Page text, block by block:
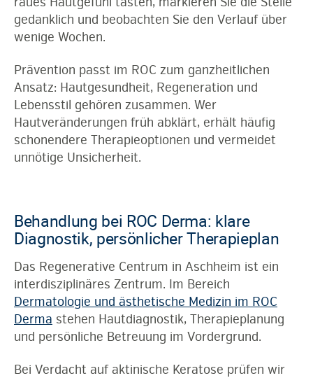
gedanklich und beobachten Sie den Verlauf über
wenige Wochen.
Prävention passt im ROC zum ganzheitlichen
Ansatz: Hautgesundheit, Regeneration und
Lebensstil gehören zusammen. Wer
Hautveränderungen früh abklärt, erhält häufig
schonendere Therapieoptionen und vermeidet
unnötige Unsicherheit.
Behandlung bei ROC Derma: klare
Diagnostik, persönlicher Therapieplan
Das Regenerative Centrum in Aschheim ist ein
interdisziplinäres Zentrum. Im Bereich
Dermatologie und ästhetische Medizin im ROC
Derma stehen Hautdiagnostik, Therapieplanung
und persönliche Betreuung im Vordergrund.
Bei Verdacht auf aktinische Keratose prüfen wir